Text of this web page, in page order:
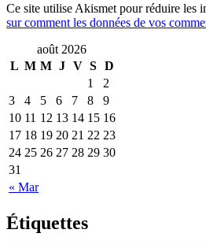
Ce site utilise Akismet pour réduire les
sur comment les données de vos
août 2026
L M M J V S D
« Mar
1
2
3
4 5 6 7 8
9
10 11 12 13 14 15 16
17 18 19 20 21 22 23
24 25 26 27 28 29 30
31
Étiquettes